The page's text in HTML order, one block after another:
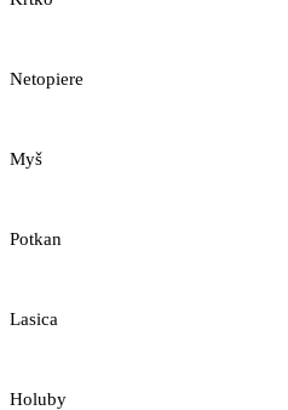
Netopiere
Myš
Potkan
Lasica
Holuby